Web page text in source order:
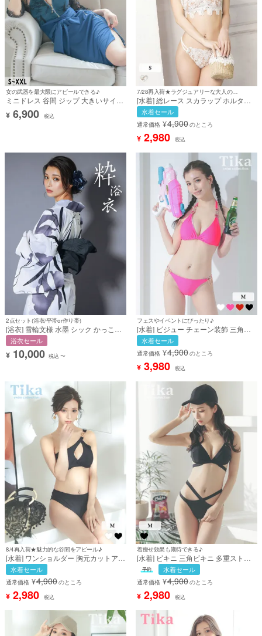
女の武器を最大限にアピールできる♪
ミニドレス 谷間 ジップ 大きいサイズ
レース スリット 背中魅せ ハイネック
袖あり 七分袖 タイト ウエストリボン
¥ 6,900 税込
7/28再入荷★ラグジュアリーな大人の色気満載♪
[水着] 総レース スカラップ ホルター
ネック ダブルストリング 清楚 ホワイ
ト 白 三角ビキニ (みゆう着用) [tk-
sw2018]
水着セール
通常価格 ¥4,900のところ
¥ 2,980 税込
2点セット(浴衣/平帯or作り帯)
[浴衣] 雪輪文様 水墨 シック かっこい
い 粋 ニュアンス 黒白モノトーン 2点
セット (みゆう着用) [tk-ykik23138-
7jm99]
浴衣セール
¥ 10,000 税込〜
フェスやイベントにぴったり♪
[水着] ビジュー チェーン装飾 三角ビ
キニ ホルターネック セクシー ギャル
派手 ピンク (みゆう着用) [tk-
sw222001]
水着セール
通常価格 ¥4,900のところ
¥ 3,980 税込
8/4再入荷★魅力的な谷間をアピール♪
[水着] ワンショルダー 胸元カットアウ
ト ハイウエスト アシンメトリー モノ
トーン クール 黒 ブラック ビキニ (み
ゆう着用) [tk-sw202203]
水着セール
通常価格 ¥4,900のところ
¥ 2,980 税込
着痩せ効果も期待できる♪
[水着] ビキニ 三角ビキニ 多重ストラ
ップ ストラップデザイン スポーティ
ー ワンカラー ブラック 黒 着痩せ効果
盛れる セクシー ギャル クール (みゆ
う着用) [tk-swhcsh147]
水着セール
通常価格 ¥4,900のところ
¥ 2,980 税込